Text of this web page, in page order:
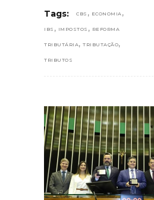
Tags: CBS , ECONOMIA ,
IBS , IMPOSTOS , REFORMA
TRIBUTÁRIA, TRIBUTAÇÃO,
TRIBUTOS